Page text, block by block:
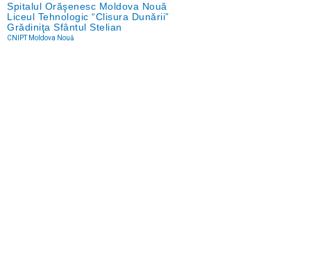
Spitalul Orăşenesc Moldova Nouă
Liceul Tehnologic “Clisura Dunării”
Grădiniţa Sfântul Stelian
CNIPT Moldova Nouă